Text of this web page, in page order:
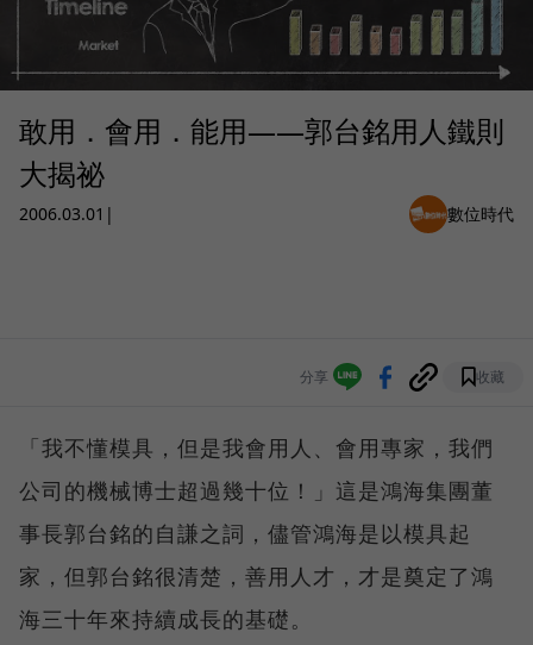
敢用．會用．能用——郭台銘用人鐵則
大揭祕
2006.03.01 | 數位時代
分享 收藏
「我不懂模具，但是我會用人、會用專家，我們
公司的機械博士超過幾十位！」這是鴻海集團董
事長郭台銘的自謙之詞，儘管鴻海是以模具起
家，但郭台銘很清楚，善用人才，才是奠定了鴻
海三十年來持續成長的基礎。